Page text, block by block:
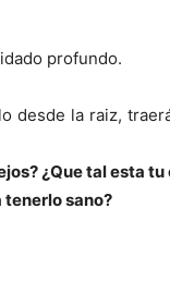
profundo.
desde la raiz,
¿Que tal esta
tenerlo sano?